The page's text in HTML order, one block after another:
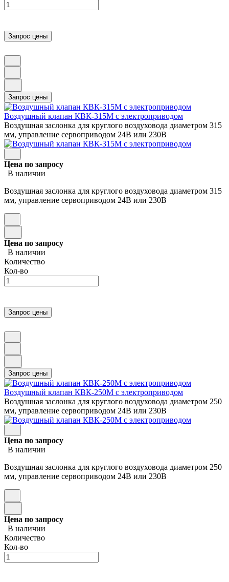
Воздушный клапан КВК-315М с электроприводом
Воздушная заслонка для круглого воздуховода диаметром 315
мм, управление сервоприводом 24В или 230В
Цена по запросу
В наличии
Воздушная заслонка для круглого воздуховода диаметром 315
мм, управление сервоприводом 24В или 230В
Цена по запросу
В наличии
Количество
Кол-во
Воздушный клапан КВК-250М с электроприводом
Воздушная заслонка для круглого воздуховода диаметром 250
мм, управление сервоприводом 24В или 230В
Цена по запросу
В наличии
Воздушная заслонка для круглого воздуховода диаметром 250
мм, управление сервоприводом 24В или 230В
Цена по запросу
В наличии
Количество
Кол-во